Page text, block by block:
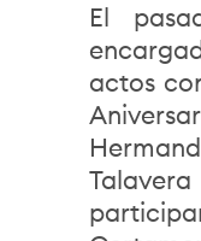
El
actos